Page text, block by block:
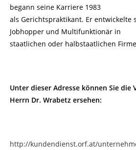
begann seine Karriere 1983
als Gerichtspraktikant. Er entwickelte
Jobhopper und Multifunktionär in
staatlichen oder halbstaatlichen
Unter dieser Adresse können Sie die
Herrn Dr. Wrabetz ersehen:
http://kundendienst.orf.at/